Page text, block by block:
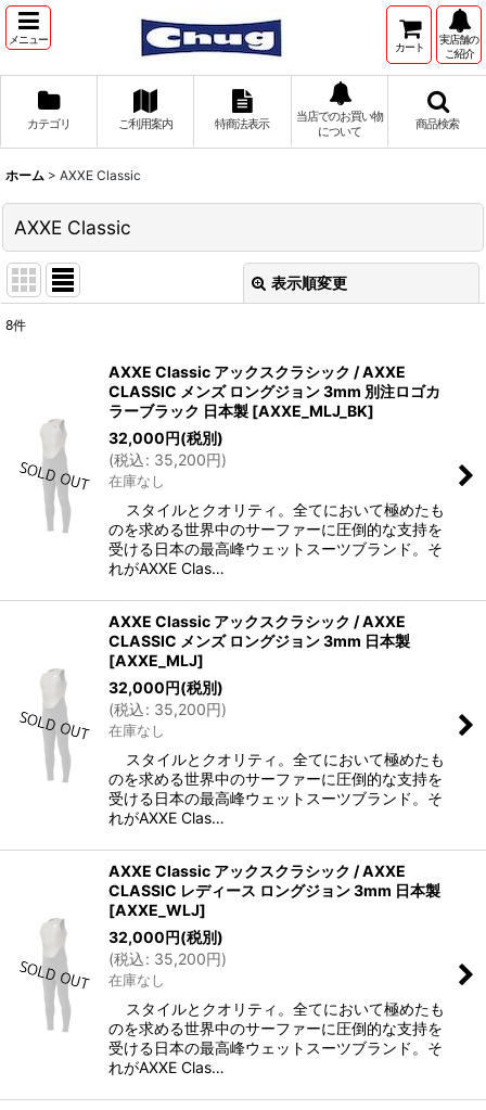
メニュー
カート
実店舗の
ご紹介
カテゴリ ご利用案内 特商法表示
当店でのお買い物
について
商品検索
ホーム > AXXE Classic
AXXE Classic
表示順変更
絞り込む
8件
AXXE Classic アックスクラシック / AXXE
CLASSIC メンズ ロングジョン 3mm 別注ロゴカ
ラーブラック 日本製 [AXXE_MLJ_BK]
32,000円(税別)
(税込: 35,200円)
在庫なし
スタイルとクオリティ。全てにおいて極めたも
のを求める世界中のサーファーに圧倒的な支持を
受ける日本の最高峰ウェットスーツブランド。そ
れがAXXE Clas…
AXXE Classic アックスクラシック / AXXE
CLASSIC メンズ ロングジョン 3mm 日本製
[AXXE_MLJ]
32,000円(税別)
(税込: 35,200円)
在庫なし
スタイルとクオリティ。全てにおいて極めたも
のを求める世界中のサーファーに圧倒的な支持を
受ける日本の最高峰ウェットスーツブランド。そ
れがAXXE Clas…
AXXE Classic アックスクラシック / AXXE
CLASSIC レディース ロングジョン 3mm 日本製
[AXXE_WLJ]
32,000円(税別)
(税込: 35,200円)
在庫なし
スタイルとクオリティ。全てにおいて極めたも
のを求める世界中のサーファーに圧倒的な支持を
受ける日本の最高峰ウェットスーツブランド。そ
れがAXXE Clas…